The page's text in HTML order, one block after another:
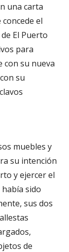
una carta
el
El Puerto
para
con su nueva
su
muebles y
su intención
y ejercer el
sido
sus dos
de